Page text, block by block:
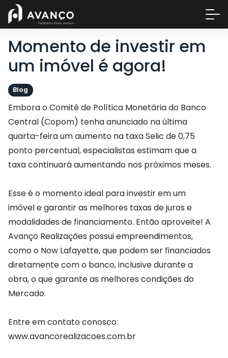
Momento de investir em
um imóvel é agora!
Blog
Embora o Comitê de Política Monetária do Banco
Central (Copom) tenha anunciado na última
quarta-feira um aumento na taxa Selic de 0,75
ponto percentual, especialistas estimam que a
taxa continuará aumentando nos próximos meses.
Esse é o momento ideal para investir em um
imóvel e garantir as melhores taxas de juros e
modalidades de financiamento. Então aproveite! A
Avanço Realizações possui empreendimentos,
como o Now Lafayette, que podem ser financiados
diretamente com o banco, inclusive durante a
obra, o que garante as melhores condições do
Mercado.
Entre em contato conosco:
www.avancorealizacoes.com.br